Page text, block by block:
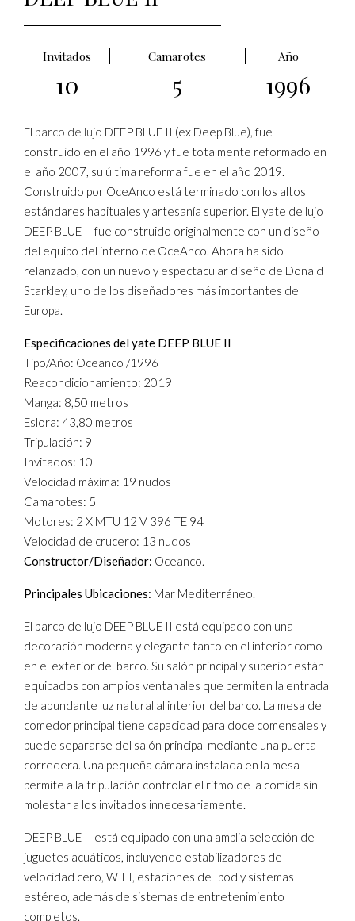
Invitados Camarotes Año
10 5 1996
El barco de lujo DEEP BLUE II (ex Deep Blue), fue
construido en el año 1996 y fue totalmente reformado en
el año 2007, su última reforma fue en el año 2019.
Construido por OceAnco está terminado con los altos
estándares habituales y artesanía superior. El yate de lujo
DEEP BLUE II fue construido originalmente con un diseño
del equipo del interno de OceAnco. Ahora ha sido
relanzado, con un nuevo y espectacular diseño de Donald
Starkley, uno de los diseñadores más importantes de
Europa.
Especificaciones del yate DEEP BLUE II
Tipo/Año: Oceanco /1996
Reacondicionamiento: 2019
Manga: 8,50 metros
Eslora: 43,80 metros
Tripulación: 9
Invitados: 10
Velocidad máxima: 19 nudos
Camarotes: 5
Motores: 2 X MTU 12 V 396 TE 94
Velocidad de crucero: 13 nudos
Constructor/Diseñador: Oceanco.
Principales Ubicaciones: Mar Mediterráneo.
El barco de lujo DEEP BLUE II está equipado con una
decoración moderna y elegante tanto en el interior como
en el exterior del barco. Su salón principal y superior están
equipados con amplios ventanales que permiten la entrada
de abundante luz natural al interior del barco. La mesa de
comedor principal tiene capacidad para doce comensales y
puede separarse del salón principal mediante una puerta
corredera. Una pequeña cámara instalada en la mesa
permite a la tripulación controlar el ritmo de la comida sin
molestar a los invitados innecesariamente.
DEEP BLUE II está equipado con una amplia selección de
juguetes acuáticos, incluyendo estabilizadores de
velocidad cero, WIFI, estaciones de Ipod y sistemas
estéreo, además de sistemas de entretenimiento
completos.